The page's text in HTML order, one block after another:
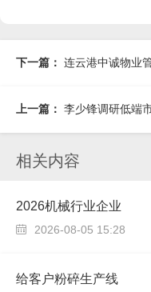
下一篇： 连云港中诚物业
上一篇： 李少锋调研低端
相关内容
2026机械行业企业
 2026-08-05 15:28
给客户粉碎生产线